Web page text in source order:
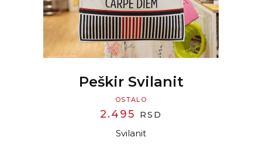
Peškir Svilanit
OSTALO
2.495 RSD
Svilanit